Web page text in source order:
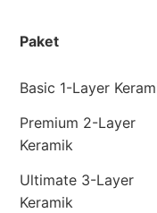
Paket
Basic 1-Layer
Premium 2-Layer
Keramik
Ultimate 3-Layer
Keramik